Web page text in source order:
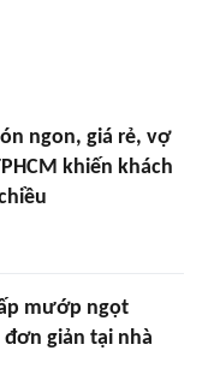
ngon, giá rẻ, vợ
khiến khách
mướp ngọt
giản tại nhà